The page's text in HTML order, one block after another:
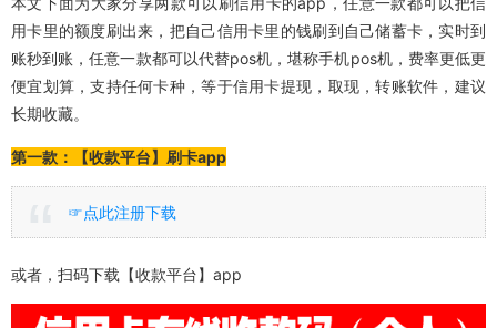
用卡里的额度刷出来，把自己信用卡里的钱刷到自己储蓄卡，实时到
账秒到账，任意一款都可以代替pos机，堪称手机pos机，费率更低更
便宜划算，支持任何卡种，等于信用卡提现，取现，转账软件，建议
长期收藏。
第一款：【收款平台】刷卡app
☞点此注册下载
或者，扫码下载【收款平台】app